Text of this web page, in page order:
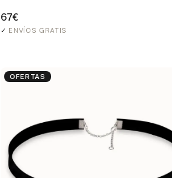
67€
✓ ENVÍOS GRATIS
OFERTAS